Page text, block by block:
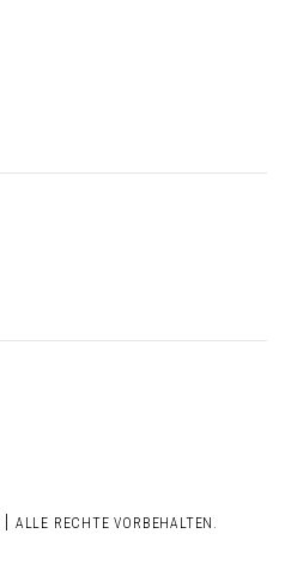
ALLE RECHTE VORBEHALTEN.